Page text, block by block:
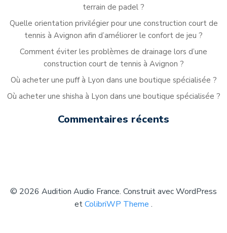
terrain de padel ?
Quelle orientation privilégier pour une construction court de
tennis à Avignon afin d’améliorer le confort de jeu ?
Comment éviter les problèmes de drainage lors d’une
construction court de tennis à Avignon ?
Où acheter une puff à Lyon dans une boutique spécialisée ?
Où acheter une shisha à Lyon dans une boutique spécialisée ?
Commentaires récents
© 2026 Audition Audio France. Construit avec WordPress
etColibriWP Theme .